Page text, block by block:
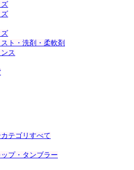
ト・洗剤・柔軟剤
ス
テゴリすべて
プ・タンブラー